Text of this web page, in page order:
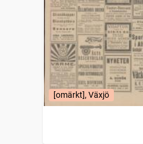
[omärkt], Växjö